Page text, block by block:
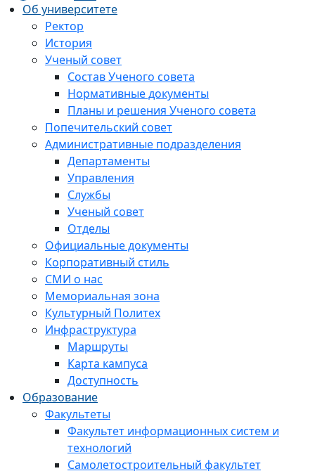
Об университете
Ректор
История
Ученый совет
Состав Ученого совета
Нормативные документы
Планы и решения Ученого совета
Попечительский совет
Административные подразделения
Департаменты
Управления
Службы
Ученый совет
Отделы
Официальные документы
Корпоративный стиль
СМИ о нас
Мемориальная зона
Культурный Политех
Инфраструктура
Маршруты
Карта кампуса
Доступность
Образование
Факультеты
Факультет информационных систем и
технологий
Самолетостроительный факультет